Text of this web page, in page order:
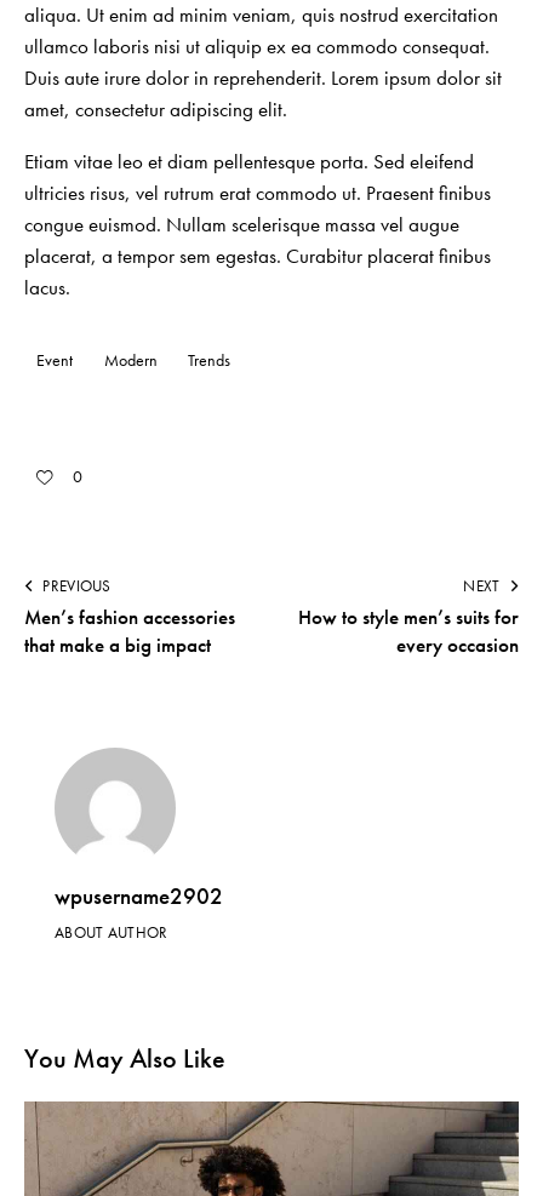
aliqua. Ut enim ad minim veniam, quis nostrud exercitation
ullamco laboris nisi ut aliquip ex ea commodo consequat.
Duis aute irure dolor in reprehenderit. Lorem ipsum dolor sit
amet, consectetur adipiscing elit.
Etiam vitae leo et diam pellentesque porta. Sed eleifend
ultricies risus, vel rutrum erat commodo ut. Praesent finibus
congue euismod. Nullam scelerisque massa vel augue
placerat, a tempor sem egestas. Curabitur placerat finibus
lacus.
Event Modern Trends
0
PREVIOUS
Men’s fashion accessories
that make a big impact
NEXT
How to style men’s suits for
every occasion
wpusername2902
ABOUT AUTHOR
You May Also Like